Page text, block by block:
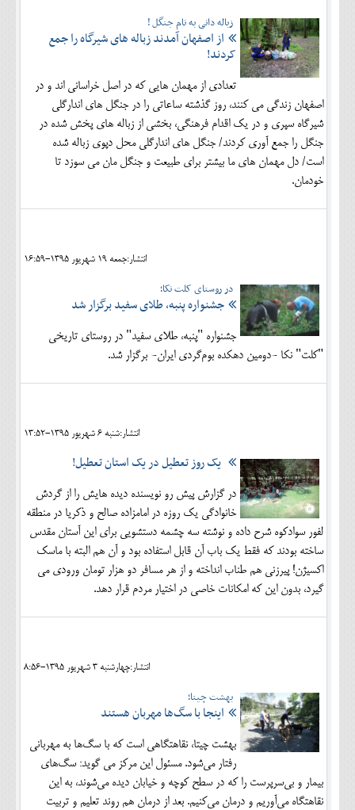
کلینیک
حقوقی
محیط زیست و گردشگری
فرهنگی و هنری
اقتصادی
سیاسی
زباله دانی به نام جنگل !
از اصفهان آمدند زباله های شیرگاه را جمع
کردند!
تعدادی از مهمان هایی که در اصل خراسانی اند و در
اصفهان زندگی می کنند، روز گذشته ساعاتی را در جنگل های اندارگلی
شیرگاه سپری و در یک اقدام فرهنگی، بخشی از زباله های پخش شده در
جنگل را جمع آوری کردند/ جنگل های اندارگلی محل دپوی زباله شده
است/ دل مهمان های ما بیشتر برای طبیعت و جنگل مان می سوزد تا
خودمان.
انتشار:جمعه 19 شهريور 1395-16:59
در روستای کلت نکا؛
جشنواره پنبه، طلای سفید برگزار شد
جشنواره "پنبه، طلای سفید" در روستای تاریخی
"کلت" نکا -دومین دهکده بوم‌گردی ایران- برگزار شد.
انتشار:شنبه 6 شهريور 1395-13:52
یک روز تعطیل در یک استان تعطیل!
در گزارش پیش رو نویسنده دیده هایش را از گردش
خانوادگی یک روزه در امامزاده صالح و ذکریا در منطقه
لفور سوادکوه شرح داده و نوشته سه چشمه دستشویی برای این آستان مقدس
ساخته بودند که فقط یک باب آن قابل استفاده بود و آن هم البته با ماسک
اکسیژن! پیرزنی هم طناب انداخته و از هر مسافر دو هزار تومان ورودی می
گیرد، بدون این که امکانات خاصی در اختیار مردم قرار دهد.
انتشار:چهارشنبه 3 شهريور 1395-8:56
بهشت چیتا؛
اینجا با سگ‌ها مهربان هستند
بهشت چیتا، نقاهتگاهی است که با سگ‌ها به مهربانی
رفتار می‌شود. مسئول این مرکز می گوید: سگ‌های
بیمار و بی‌سرپرست را که در سطح کوچه و خیابان دیده می‌شوند، به این
نقاهتگاه می‌آوریم و درمان می‌کنیم. بعد از درمان هم روند تعلیم و تربیت